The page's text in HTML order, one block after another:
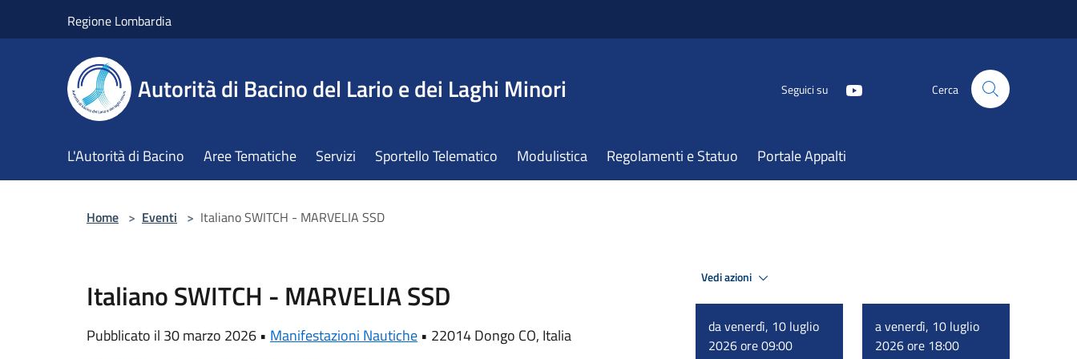
Regione Lombardia
Autorità di Bacino del Lario e dei Laghi Minori Seguici su Cerca
L'Autorità di Bacino Aree Tematiche Servizi Sportello Telematico Modulistica Regolamenti e Statuo Portale Appalti
Home > Eventi > Italiano SWITCH - MARVELIA SSD
Italiano SWITCH - MARVELIA SSD
Pubblicato il 30 marzo 2026 • Manifestazioni Nautiche • 22014 Dongo CO, Italia
Vedi azioni
da venerdì, 10 luglio
2026 ore 09:00
a venerdì, 10 luglio
2026 ore 18:00